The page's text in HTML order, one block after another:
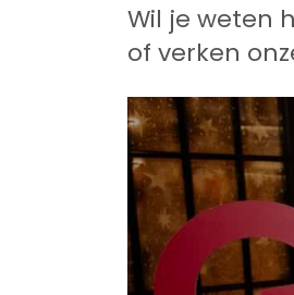
Wil je weten
of verken